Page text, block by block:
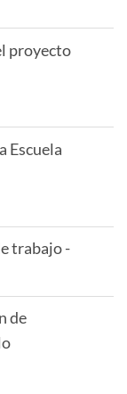
proyecto
Escuela
trabajo -
de